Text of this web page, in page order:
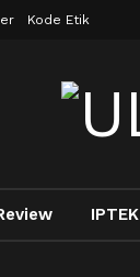
Kode Etik
IPTEK